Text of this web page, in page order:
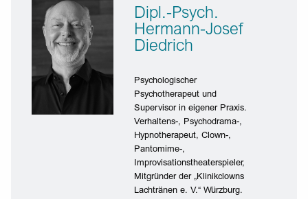
Dipl.-Psych.
Hermann-Josef
Diedrich
Psychologischer
Psychotherapeut und
Supervisor in eigener Praxis.
Verhaltens-, Psychodrama-,
Hypnotherapeut, Clown-,
Pantomime-,
Improvisationstheaterspieler,
Mitgründer der „Klinikclowns
Lachtränen e. V.“ Würzburg.